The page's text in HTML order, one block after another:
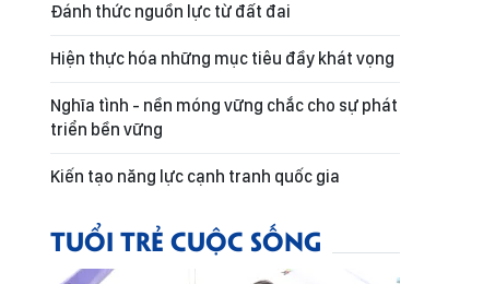
Đánh thức nguồn lực từ đất đai
Hiện thực hóa những mục tiêu đầy khát vọng
Nghĩa tình - nền móng vững chắc cho sự phát
triển bền vững
Kiến tạo năng lực cạnh tranh quốc gia
TUỔI TRẺ CUỘC SỐNG